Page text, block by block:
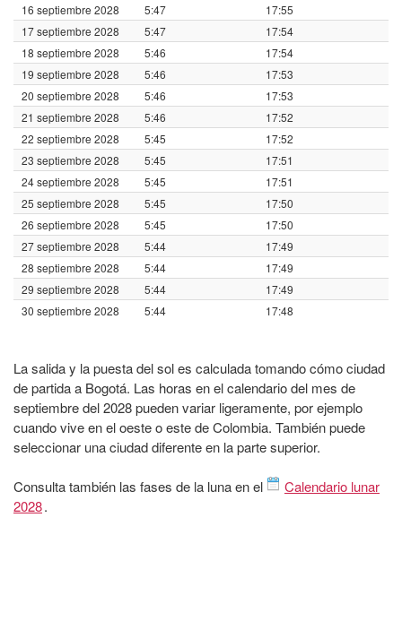
16 septiembre 2028
5:47
17:55
17 septiembre 2028
5:47
17:54
18 septiembre 2028
5:46
17:54
19 septiembre 2028
5:46
17:53
20 septiembre 2028
5:46
17:53
21 septiembre 2028
5:46
17:52
22 septiembre 2028
5:45
17:52
23 septiembre 2028
5:45
17:51
24 septiembre 2028
5:45
17:51
25 septiembre 2028
5:45
17:50
26 septiembre 2028
5:45
17:50
27 septiembre 2028
5:44
17:49
28 septiembre 2028
5:44
17:49
29 septiembre 2028
5:44
17:49
30 septiembre 2028
5:44 17:48
La salida y la puesta del sol es calculada tomando cómo ciudad
de partida a Bogotá. Las horas en el calendario del mes de
septiembre del 2028 pueden variar ligeramente, por ejemplo
cuando vive en el oeste o este de Colombia. También puede
seleccionar una ciudad diferente en la parte superior.
Consulta también las fases de la luna en el
Calendario lunar
2028.